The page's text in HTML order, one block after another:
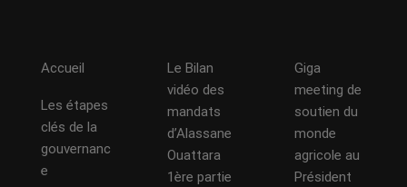
Accueil
Les étapes
clés de la
gouvernanc
e
Le Bilan
vidéo des
mandats
d’Alassane
Ouattara
1ère partie
Giga
meeting de
soutien du
monde
agricole au
Président